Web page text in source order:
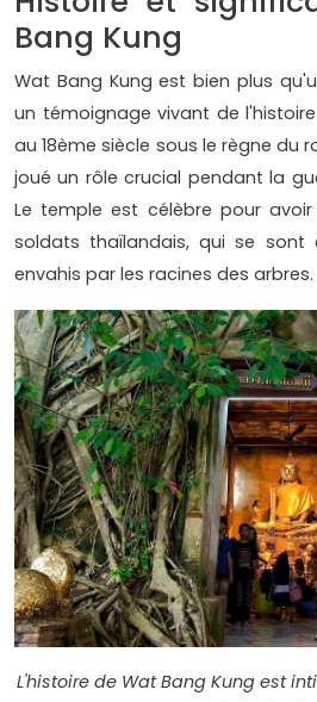
Bang Kung
Wat Bang Kung est bien plus
un témoignage vivant de
au 18ème siècle sous le règne du
joué un rôle crucial pendant la
Le temple est célèbre pour
soldats thaïlandais, qui se sont
envahis par les racines des arbres.
L'histoire de Wat Bang Kung est